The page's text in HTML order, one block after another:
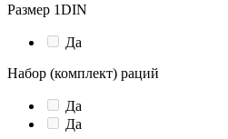
Размер 1DIN
Да
Набор (комплект) раций
Да
Да